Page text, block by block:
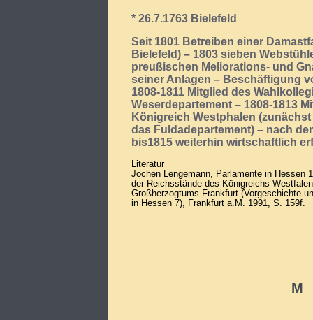
* 26.7.1763 Bielefeld
Seit 1801 Betreiben einer
Bielefeld) – 1803 sieben
preußischen Meliorations- und
seiner Anlagen – Beschäftigung
1808-1811 Mitglied des
Weserdepartement – 1808-1813
Königreich Westphalen
das Fuldadepartement) – nach
bis1815 weiterhin wirtschaftlich
Literatur
Jochen Lengemann, Parlamente in Hessen
der Reichsstände des Königreichs
Großherzogtums Frankfurt (Vorgeschichte
in Hessen 7), Frankfurt a.M. 1991, S. 159f.
M